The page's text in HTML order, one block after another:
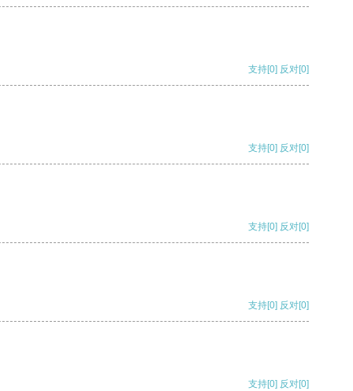
支持[0] 反对[0]
支持[0] 反对[0]
支持[0] 反对[0]
支持[0] 反对[0]
支持[0] 反对[0]